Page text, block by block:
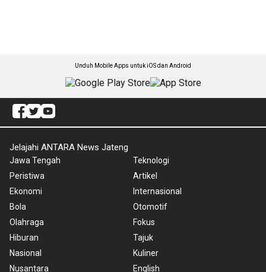
Unduh Mobile Apps untuk iOS dan Android
Jelajahi ANTARA News Jateng
Jawa Tengah
Peristiwa
Ekonomi
Bola
Olahraga
Hiburan
Nasional
Nusantara
Teknologi
Artikel
Internasional
Otomotif
Fokus
Tajuk
Kuliner
English